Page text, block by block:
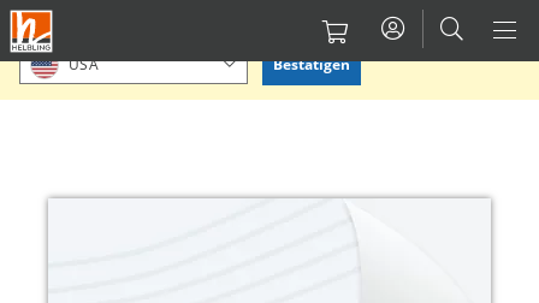
Direkt
zum
Inhalt
Bitte Standort bestätigen oder einen anderen auswählen.
USA Bestätigen